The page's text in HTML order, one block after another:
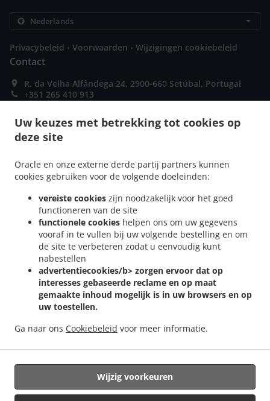
Uw keuzes met betrekking tot cookies op
deze site
Oracle en onze externe derde partij partners kunnen
cookies gebruiken voor de volgende doeleinden:
vereiste cookies zijn noodzakelijk voor het goed
functioneren van de site
functionele cookies helpen ons om uw gegevens
vooraf in te vullen bij uw volgende bestelling en om
de site te verbeteren zodat u eenvoudig kunt
nabestellen
advertentiecookies/b> zorgen ervoor dat op
interesses gebaseerde reclame en op maat
gemaakte inhoud mogelijk is in uw browsers en op
uw toestellen.
Ga naar ons Cookiebeleid voor meer informatie.
Wijzig voorkeuren
Privacybeleid . Voorwaarden . Wijzigingen cookiebeleid
Contact
R. da Velha Alfândega 24, 2900-660 Setúbal, Portugal
+351 265 410 913
Menu
Tafelreservering
Contact
GEACCEPTEERDE BETAALMETHODEN